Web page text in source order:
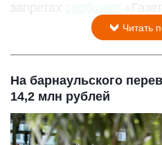
запретах
сообщает
Читать
На барнаульского
14,2 млн рублей